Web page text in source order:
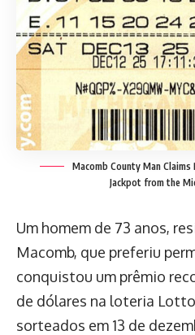
Macomb County Man
Jackpot from the
Um homem de 73 anos,
Macomb, que preferiu
conquistou um prêmio
de dólares na loteria
sorteados em 13 de